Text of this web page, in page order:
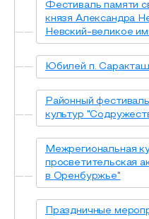
Фестиваль памяти
князя Александра
Невский-великое
Юбилей п.
Районный
культур
Межрегиональная
просветительская
в Оренбуржье"
Праздничные